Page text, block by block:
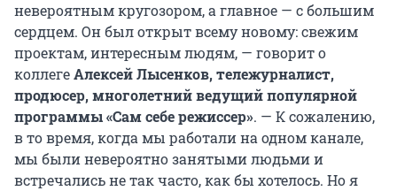
невероятным кругозором, а главное — с большим
сердцем. Он был открыт всему новому: свежим
проектам, интересным людям, — говорит о
коллегеАлексей Лысенков, тележурналист,
продюсер, многолетний ведущий популярной
программы «Сам себе режиссер». — К сожалению,
в то время, когда мы работали на одном канале,
мы были невероятно занятыми людьми и
встречались не так часто, как бы хотелось. Но я